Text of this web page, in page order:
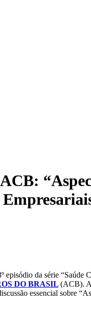
episódio da série “Saúde
DO BRASIL (ACB).
essencial sobre